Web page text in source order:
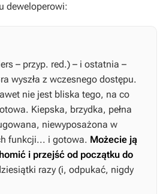
deweloperowi:
– przyp. red.) – i ostatnia –
wyszła z wczesnego dostępu.
nie jest bliska tego, na co
Kiepska, brzydka, pełna
niewyposażona w
funkcji... i gotowa. Możecie ją
i przejść od początku do
razy (i, odpukać, nigdy